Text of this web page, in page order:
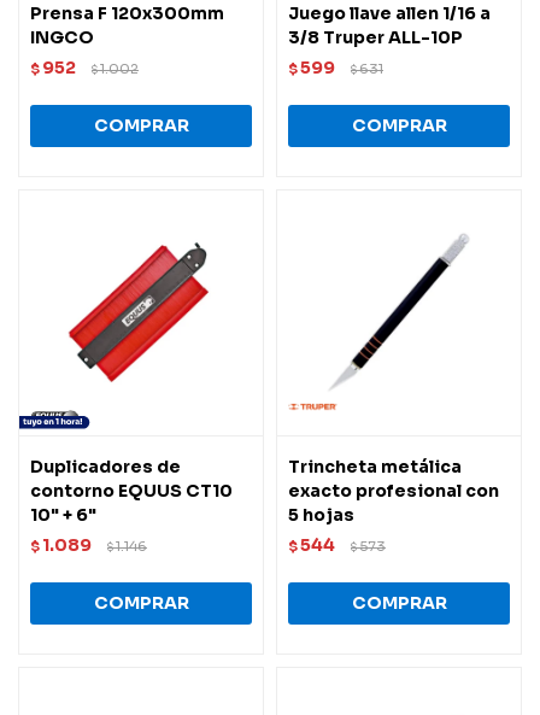
Prensa F 120x300mm
INGCO
$ 952 $1.002
Juego llave allen 1/16 a
3/8 Truper ALL-10P
$599 $631
Duplicadores de
contorno EQUUS CT10
10" + 6"
$ 1.089 $1.146
Trincheta metálica
exacto profesional con
5 hojas
$544 $573